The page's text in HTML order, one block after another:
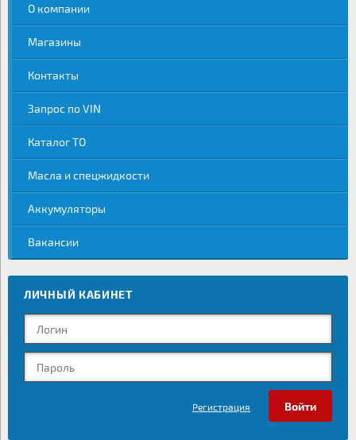
О компании
Магазины
Контакты
Запрос по VIN
Каталог ТО
Масла и спецжидкости
Аккумуляторы
Вакансии
ЛИЧНЫЙ КАБИНЕТ
Регистрация